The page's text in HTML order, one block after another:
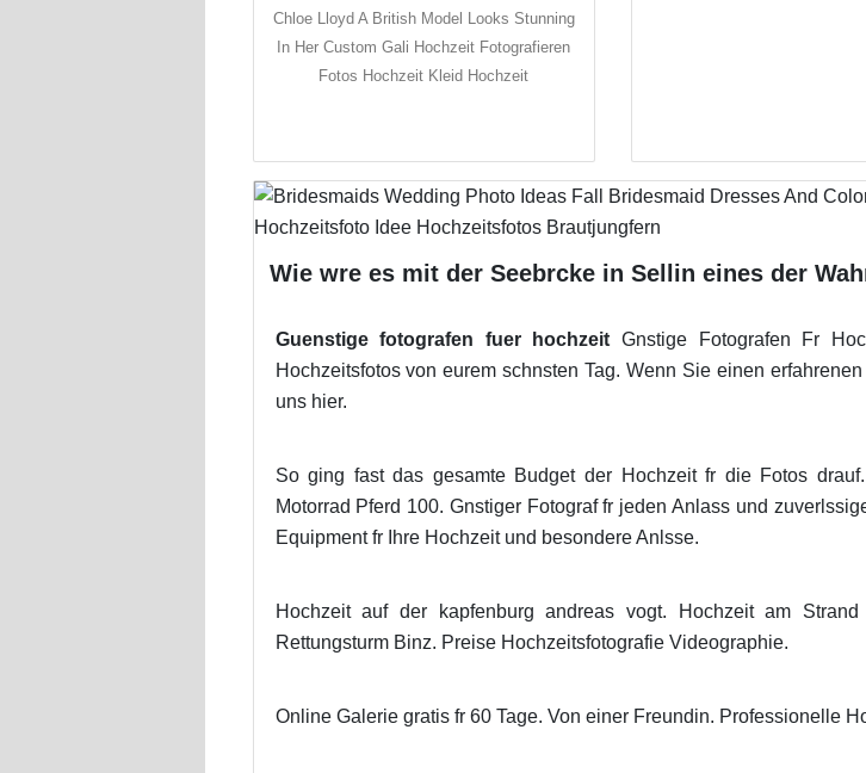
Chloe Lloyd A British Model Looks Stunning
In Her Custom Gali Hochzeit Fotografieren
Fotos Hochzeit Kleid Hochzeit
Wie wre es mit der Seebrcke in Sellin eines der
Guenstige fotografen fuer hochzeit Gnstige Fotografen Fr
Hochzeitsfotos von eurem schnsten Tag. Wenn Sie einen
uns hier.
So ging fast das gesamte Budget der Hochzeit fr die Fotos
Motorrad Pferd 100. Gnstiger Fotograf fr jeden Anlass und
Equipment fr Ihre Hochzeit und besondere Anlsse.
Hochzeit auf der kapfenburg andreas vogt. Hochzeit am
Rettungsturm Binz. Preise Hochzeitsfotografie Videographie.
Online Galerie gratis fr 60 Tage. Von einer Freundin. Professionelle